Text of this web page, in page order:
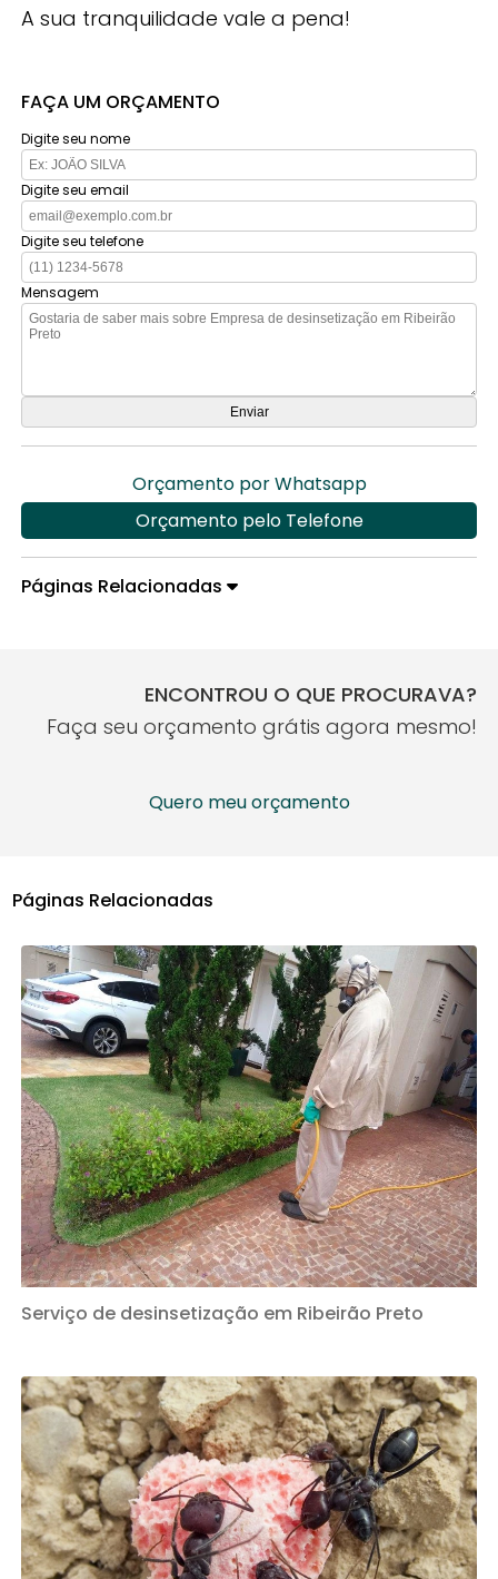
A sua tranquilidade vale a pena!
FAÇA UM ORÇAMENTO
Digite seu nome
Digite seu email
Digite seu telefone
Mensagem
Orçamento por Whatsapp
Orçamento pelo Telefone
Páginas Relacionadas
ENCONTROU O QUE PROCURAVA?
Faça seu orçamento grátis agora mesmo!
Quero meu orçamento
Páginas Relacionadas
Serviço de desinsetização em Ribeirão Preto